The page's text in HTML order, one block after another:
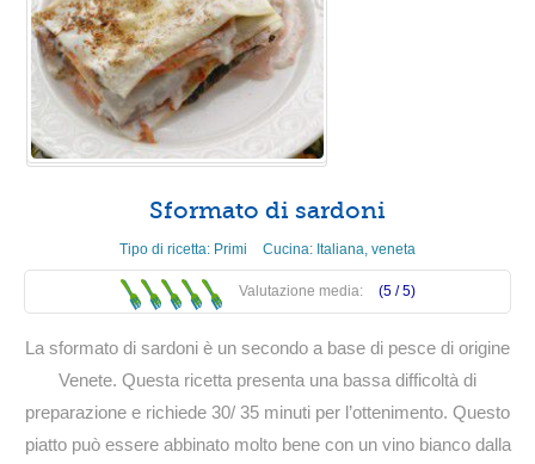
Sformato di sardoni
Tipo di ricetta: Primi Cucina: Italiana veneta
Valutazione media: (5 /5)
La sformato di sardoni è un secondo a base di pesce di origine
Venete. Questa ricetta presenta una bassa difficoltà di
preparazione e richiede 30/ 35 minuti per l’ottenimento. Questo
piatto può essere abbinato molto bene con un vino bianco dalla